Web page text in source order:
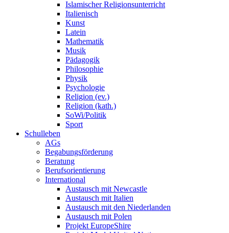
Islamischer Religionsunterricht
Italienisch
Kunst
Latein
Mathematik
Musik
Pädagogik
Philosophie
Physik
Psychologie
Religion (ev.)
Religion (kath.)
SoWi/Politik
Sport
Schulleben
AGs
Begabungsförderung
Beratung
Berufsorientierung
International
Austausch mit Newcastle
Austausch mit Italien
Austausch mit den Niederlanden
Austausch mit Polen
Projekt EuropeShire